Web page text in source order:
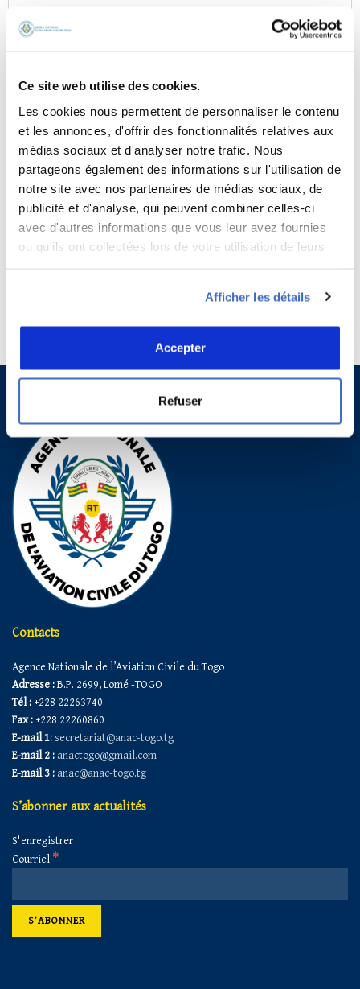
Ce site web utilise des cookies.
Les cookies nous permettent de personnaliser le contenu
et les annonces, d'offrir des fonctionnalités relatives aux
médias sociaux et d'analyser notre trafic. Nous
partageons également des informations sur l'utilisation de
notre site avec nos partenaires de médias sociaux, de
publicité et d'analyse, qui peuvent combiner celles-ci
avec d'autres informations que vous leur avez fournies
ou qu'ils ont collectées lors de votre utilisation de leurs
Afficher les détails
Accepter
Refuser
QUELLE LA VALIDITÉ D’UNE AUTORISATION D’EXPLOITATION
AÉRIENNE DÉLIVRÉE À UN EXPLOITANT ÉTRANGER ?
TERRITOIRE NATIONAL ?
QU’EST-CE QU’UN VOL D’AVIATION GÉNÉRALE ?
QUEL EST LE RÈGLEMENT APPLICABLE À L’AVIATION GÉNÉRALE ?
UN EXPLOITANT D’AVIATION GÉNÉRALE DOIT AVOIR UNE
AUTORISATION AVANT D’EXERCER SON ACTIVITÉ ?
QU’EST-CE QU’UN TRAVAIL AÉRIEN ?
QUEL EST LE RÈGLEMENT APPLICABLE AU TRAVAIL AÉRIEN ?
AUTORISATION AVANT D’EXERCER SON ACTIVITÉ ?
QUELLE EST LA RÉGLEMENTATION APPLICABLE À L’ASSISTANCE EN
Contacts
Agence Nationale de l’Aviation Civile du Togo
Adresse :B.P. 2699, Lomé -TOGO
Tél : +228 22263740
Fax : +228 22260860
E-mail 1: secretariat@anac-togo.tg
E-mail 2 : anactogo@gmail.com
E-mail 3 : anac@anac-togo.tg
S’abonner aux actualités
S'enregistrer
Courriel*